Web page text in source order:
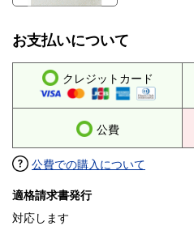
お支払いについて
クレジットカード
公費
公費での購入について
適格請求書発行
対応します